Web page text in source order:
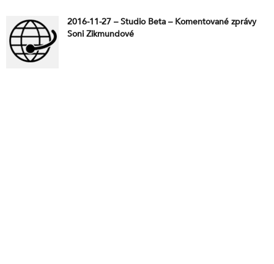
2016-11-27 – Studio Beta – Komentované zprávy
Soni Zikmundové